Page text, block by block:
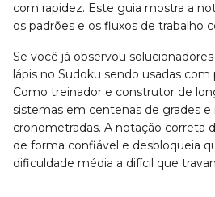
com rapidez. Este guia mostra a
os padrões e os fluxos de trabalho
Se você já observou
lápis no Sudoku sendo usadas com
Como treinador e construtor de
sistemas em centenas de grades e
cronometradas. A notação correta
de forma confiável e desbloqueia
dificuldade média a difícil que